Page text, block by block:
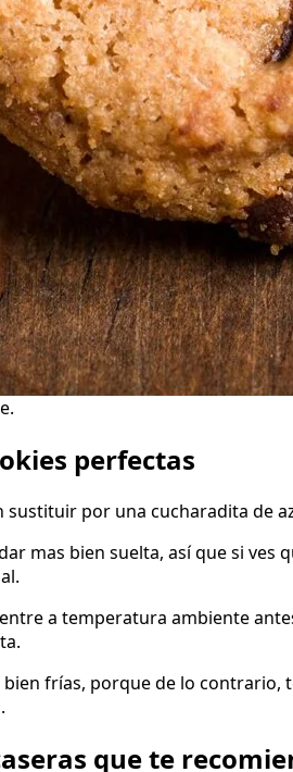
perfectas
sustituir por una cucharadita de
mas bien suelta, así que si ves
a temperatura ambiente
frías, porque de lo contrario,
que te